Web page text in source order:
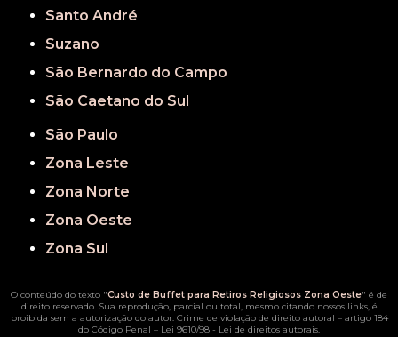
Santo André
Suzano
São Bernardo do Campo
São Caetano do Sul
São Paulo
Zona Leste
Zona Norte
Zona Oeste
Zona Sul
O conteúdo do texto "Custo de Buffet para Retiros Religiosos Zona Oeste" é de
direito reservado. Sua reprodução, parcial ou total, mesmo citando nossos links, é
proibida sem a autorização do autor. Crime de violação de direito autoral – artigo 184
do Código Penal – Lei 9610/98 - Lei de direitos autorais.